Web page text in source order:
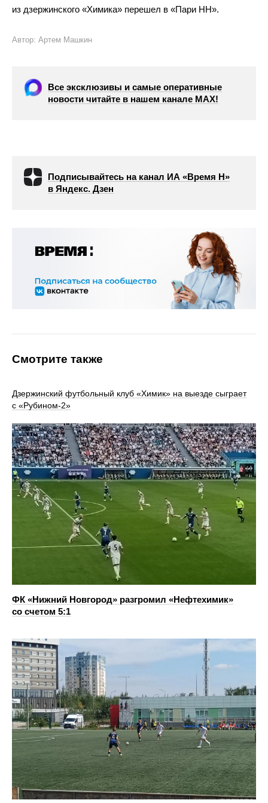
из дзержинского «Химика» перешел в «Пари НН».
Автор: Артем Машкин
Все эксклюзивы и самые оперативные
новости читайте в нашем канале МАХ!
Подписывайтесь на канал ИА «Время Н»
в Яндекс. Дзен
Смотрите также
Дзержинский футбольный клуб «Химик» на выезде сыграет
с «Рубином-2»
ФК «Нижний Новгород» разгромил «Нефтехимик»
со счетом 5:1